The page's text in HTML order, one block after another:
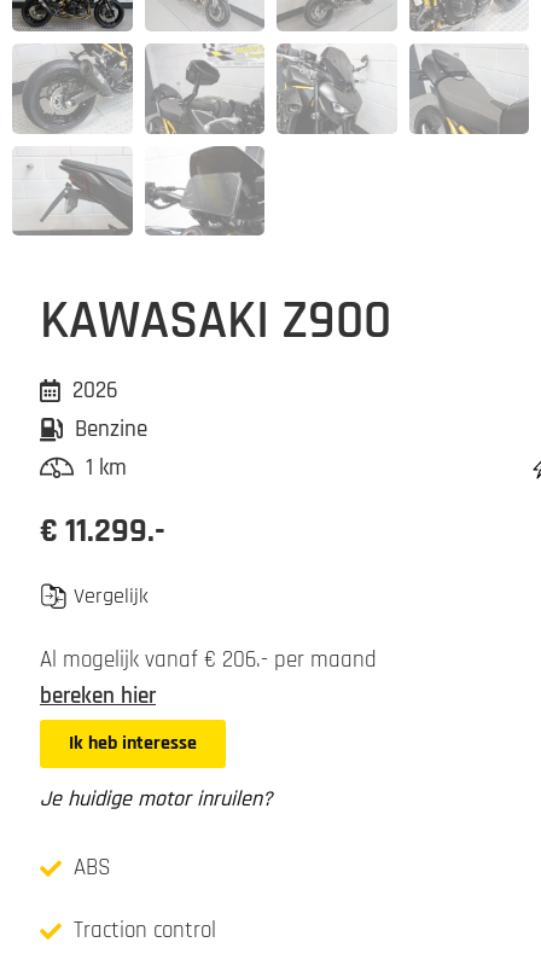
KAWASAKI Z900
2026
Benzine
1 km
€ 11.299.-
Vergelijk
Al mogelijk vanaf € 206.- per maand
bereken hier
Ik heb interesse
Je huidige motor inruilen?
ABS
Traction control